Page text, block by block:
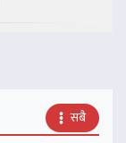
सबै